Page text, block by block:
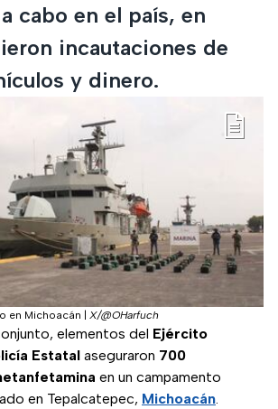
cabo en el país, en
incautaciones de
y dinero.
en Michoacán X/@OHarfuch
elementos del Ejército
Estatal aseguraron 700
en un campamento
en Tepalcatepec, Michoacán.